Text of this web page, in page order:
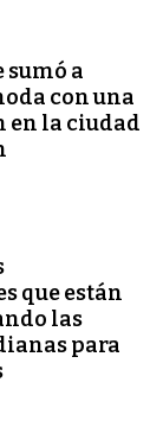
sumó a
con una
en la ciudad
que están
las
para